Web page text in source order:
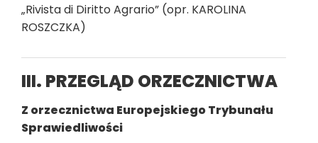
„Rivista di Diritto Agrario” (opr. KAROLINA
ROSZCZKA)
III. PRZEGLĄD ORZECZNICTWA
Z orzecznictwa Europejskiego Trybunału
Sprawiedliwości